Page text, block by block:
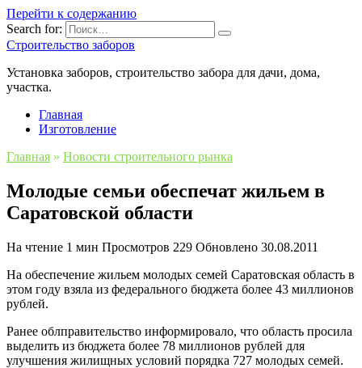
Перейти к содержанию
Search for:
Строительство заборов
Установка заборов, строительство забора для дачи, дома,
участка.
Главная
Изготовление
Главная » Новости строительного рынка
Молодые семьи обеспечат жильем в
Саратовской области
На чтение 1 мин Просмотров 229 Обновлено 30.08.2011
На обеспечение жильем молодых семей Саратовская область в
этом году взяла из федерального бюджета более 43 миллионов
рублей.
Ранее облправительство информировало, что область просила
выделить из бюджета более 78 миллионов рублей для
улучшения жилищных условий порядка 727 молодых семей.